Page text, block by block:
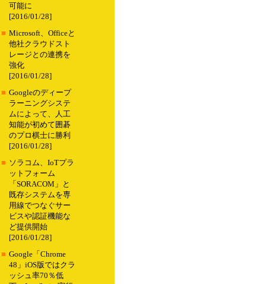
可能に
[2016/01/28]
■ Microsoft、Officeと
他社クラウドスト
レージとの連携を
強化
[2016/01/28]
■ Googleのディープ
ラーニングシステ
ムによって、人工
知能が初めて囲碁
のプロ棋士に勝利
[2016/01/28]
■ ソラコム、IoTプラ
ットフォーム
「SORACOM」と
既存システムを専
用線でつなぐサー
ビスや認証機能な
ど提供開始
[2016/01/28]
■ Google「Chrome
48」iOS版ではクラ
ッシュ率70％低